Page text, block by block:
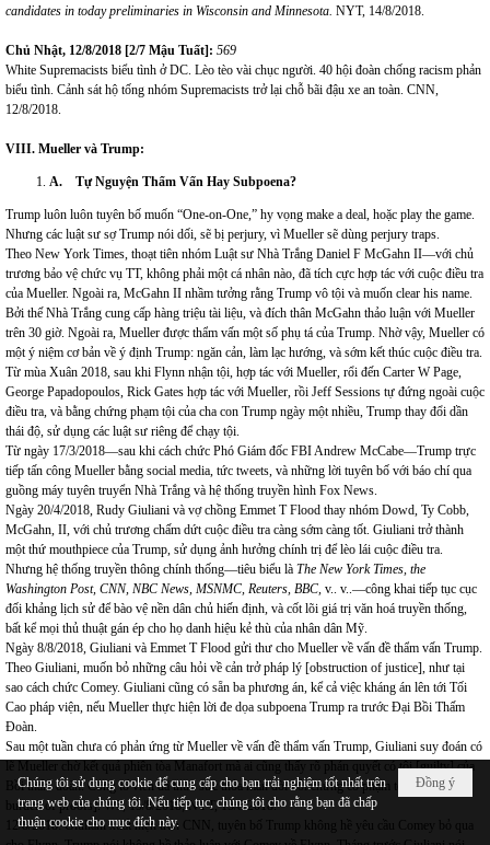
candidates in today preliminaries in Wisconsin and Minnesota. NYT, 14/8/2018.
Chủ Nhật, 12/8/2018 [2/7 Mậu Tuất]: 569
White Supremacists biểu tình ở DC. Lèo tèo vài chục người. 40 hội đoàn chống racism phản
biểu tình. Cảnh sát hộ tống nhóm Supremacists trở lại chỗ bãi đậu xe an toàn. CNN,
12/8/2018.
VIII. Mueller và Trump:
A. Tự Nguyện Thẩm Vấn Hay Subpoena?
Trump luôn luôn tuyên bố muốn “One-on-One,” hy vọng make a deal, hoặc play the game.
Nhưng các luật sư sợ Trump nói dối, sẽ bị perjury, vì Mueller sẽ dùng perjury traps.
Theo New York Times, thoạt tiên nhóm Luật sư Nhà Trắng Daniel F McGahn II—với chủ
trương bảo vệ chức vụ TT, không phải một cá nhân nào, đã tích cực hợp tác với cuộc điều tra
của Mueller. Ngoài ra, McGahn II nhầm tưởng rằng Trump vô tội và muốn clear his name.
Bởi thế Nhà Trắng cung cấp hàng triệu tài liệu, và đích thân McGahn thảo luận với Mueller
trên 30 giờ. Ngoài ra, Mueller được thẩm vấn một số phụ tá của Trump. Nhờ vậy, Mueller có
một ý niệm cơ bản về ý định Trump: ngăn cản, làm lạc hướng, và sớm kết thúc cuộc điều tra.
Từ mùa Xuân 2018, sau khi Flynn nhận tội, hợp tác với Mueller, rổi đến Carter W Page,
George Papadopoulos, Rick Gates hợp tác với Mueller, rồi Jeff Sessions tự đứng ngoài cuộc
điều tra, và bằng chứng phạm tội của cha con Trump ngày một nhiều, Trump thay đổi dần
thái độ, sử dụng các luật sư riêng để chạy tội.
Từ ngày 17/3/2018—sau khi cách chức Phó Giám đốc FBI Andrew McCabe—Trump trực
tiếp tấn công Mueller bằng social media, tức tweets, và những lời tuyên bố với báo chí qua
guồng máy tuyên truyển Nhà Trắng và hệ thống truyền hình Fox News.
Ngày 20/4/2018, Rudy Giuliani và vợ chồng Emmet T Flood thay nhóm Dowd, Ty Cobb,
McGahn, II, với chủ trương chấm dứt cuộc điều tra càng sớm càng tốt. Giuliani trở thành
một thứ mouthpiece của Trump, sử dụng ảnh hưởng chính trị để lèo lái cuộc điều tra.
Nhưng hệ thống truyền thông chính thống—tiêu biểu là The New York Times, the
Washington Post, CNN, NBC News, MSNMC, Reuters, BBC, v.. v..—công khai tiếp tục cục
đối khảng lịch sử để bào vệ nền dân chủ hiến định, và cốt lõi giá trị văn hoá truyền thống,
bất kể mọi thủ thuật gán ép cho họ danh hiệu kẻ thù của nhân dân Mỹ.
Ngày 8/8/2018, Giuliani và Emmet T Flood gửi thư cho Mueller về vấn đề thẩm vấn Trump.
Theo Giuliani, muốn bỏ những câu hỏi về cản trở pháp lý [obstruction of justice], như tại
sao cách chức Comey. Giuliani cũng có sẵn ba phương án, kể cả việc kháng án lên tới Tối
Cao pháp viện, nếu Mueller thực hiện lời đe dọa subpoena Trump ra trước Đại Bồi Thấm
Đoàn.
Sau một tuần chưa có phản ứng từ Mueller về vấn đề thẩm vấn Trump, Giuliani suy đoán có
lẽ Mueller chờ kết quả phiên tòa Manafort mà ai cũng thấy rõ phán quyết có tội [guilty] của
Bồi thấm đoàn. Công tố viên đã thừa sức thỏa mãn đòi hỏi chứng cớ phạm tội [met the
burden of proofs]. WP, 15/8/2018; NYT, 15/8/2018.
12/8/2018: Giuliani xuất hiện trên CNN, tuyên bố Trump không hề yêu cầu Comey bỏ qua
Đồng ý
Chúng tôi sử dụng cookie để cung cấp cho bạn trải nghiệm tốt nhất trên
trang web của chúng tôi. Nếu tiếp tục, chúng tôi cho rằng bạn đã chấp
thuận cookie cho mục đích này.